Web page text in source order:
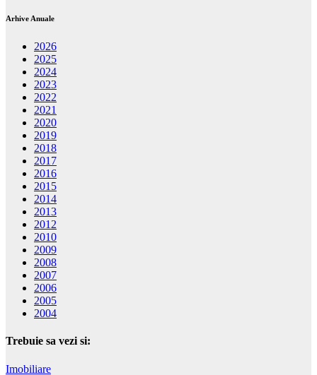
Arhive Anuale
2026
2025
2024
2023
2022
2021
2020
2019
2018
2017
2016
2015
2014
2013
2012
2010
2009
2008
2007
2006
2005
2004
Trebuie sa vezi si:
Imobiliare